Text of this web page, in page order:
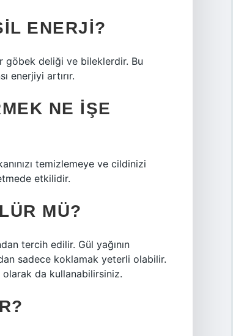
ENERJI?
göbek deliği ve bileklerdir. Bu
enerjiyi artırır.
NE IŞE
temizlemeye ve cildinizi
etkilidir.
MÜ?
tercih edilir. Gül yağının
sadece koklamak yeterli olabilir.
da kullanabilirsiniz.